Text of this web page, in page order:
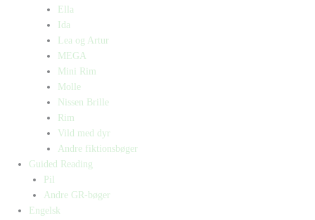
Ella
Ida
Lea og Artur
MEGA
Mini Rim
Molle
Nissen Brille
Rim
Vild med dyr
Andre fiktionsbøger
Guided Reading
Pil
Andre GR-bøger
Engelsk